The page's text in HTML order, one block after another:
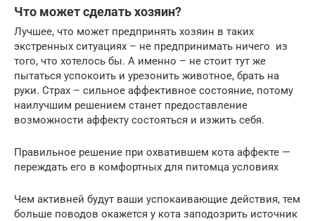
Что может сделать хозяин?
Лучшее, что может предпринять хозяин в таких
экстренных ситуациях – не предпринимать ничего из
того, что хотелось бы. А именно – не стоит тут же
пытаться успокоить и урезонить животное, брать на
руки. Страх – сильное аффективное состояние, потому
наилучшим решением станет предоставление
возможности аффекту состояться и изжить себя.
Правильное решение при охватившем кота аффекте —
переждать его в комфортных для питомца условиях
Чем активней будут ваши успокаивающие действия, тем
больше поводов окажется у кота заподозрить источник